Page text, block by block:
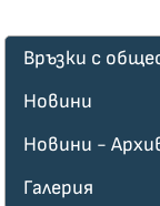
Връзки с
Новини
Новини -
Галерия